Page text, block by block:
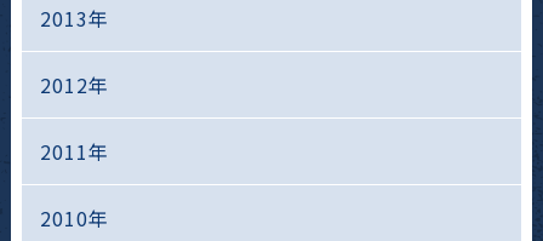
2013年
2012年
2011年
2010年